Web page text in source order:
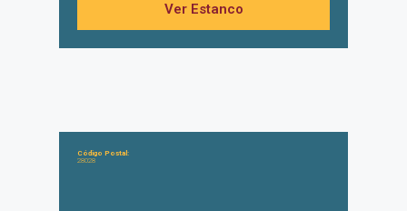
Ver Estanco
Código Postal:
28028